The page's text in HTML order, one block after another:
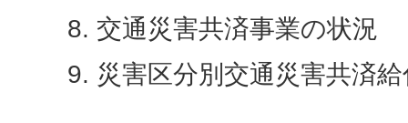
交通災害共済事業の状況
災害区分別交通災害共済